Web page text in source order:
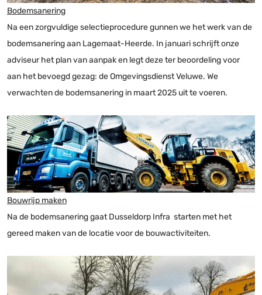
Bodemsanering
Na een zorgvuldige selectieprocedure gunnen we het werk van de
bodemsanering aan Lagemaat-Heerde. In januari schrijft onze
adviseur het plan van aanpak en legt deze ter beoordeling voor
aan het bevoegd gezag: de Omgevingsdienst Veluwe. We
verwachten de bodemsanering in maart 2025 uit te voeren.
Bouwrijp maken
Na de bodemsanering gaat Dusseldorp Infra starten met het
gereed maken van de locatie voor de bouwactiviteiten.